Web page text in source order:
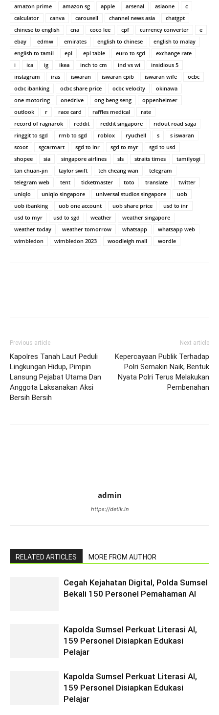
amazon prime amazon sg apple arsenal asiaone
c
calculator
canva carousell channel news asia
chatgpt
chinese to english
cna coco lee cpf currency converter
e
ebay
edmw emirates english to chinese
english to malay
english to tamil
epl epl table euro to sgd
exchange rate
i
ica ig ikea inch to cm ind vs wi
insidious 5
instagram
iras iswaran iswaran cpib iswaran wife
ocbc
ocbc ibanking
ocbc share price ocbc velocity
okinawa
one motoring
onedrive ong beng seng
oppenheimer
outlook
r race card raffles medical
rate
record of ragnarok
reddit reddit singapore
ridout road saga
ringgit to sgd
rmb to sgd roblox ryuchell s
s iswaran
scoot
sgcarmart sgd to inr sgd to myr
sgd to usd
shopee
sia singapore airlines sls straits times
tamilyogi
tan chuan-jin
taylor swift teh cheang wan
telegram
telegram web
tent ticketmaster toto translate
twitter
uniqlo
uniqlo singapore universal studios singapore
uob
uob ibanking
uob one account uob share price
usd to inr
usd to myr
usd to sgd weather
weather singapore
weather today
weather tomorrow whatsapp
whatsapp web
wimbledon
wimbledon 2023 woodleigh mall wordle
Previous article
Kapolres Tanah Laut Peduli
Lingkungan Hidup, Pimpin
Lansung Pejabat Utama Dan
Anggota Laksanakan Aksi
Bersih Bersih
Next article
Kepercayaan Publik Terhadap
Polri Semakin Naik, Bentuk
Nyata Polri Terus Melakukan
Pembenahan
admin
https://detik.in
RELATED ARTICLES MORE FROM AUTHOR
Cegah Kejahatan Digital, Polda Sumsel
Bekali 150 Personel Pemahaman AI
Kapolda Sumsel Perkuat Literasi AI,
159 Personel Disiapkan Edukasi
Pelajar
Kapolda Sumsel Perkuat Literasi AI,
159 Personel Disiapkan Edukasi
Pelajar